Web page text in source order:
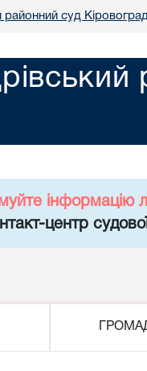
суд
інформацію
центр